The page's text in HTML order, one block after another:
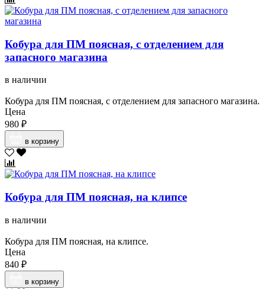
Кобура для ПМ поясная, с отделением для
запасного магазина
в наличии
Кобура для ПМ поясная, с отделением для запасного магазина.
Цена
980 ₽
в корзину
Кобура для ПМ поясная, на клипсе
в наличии
Кобура для ПМ поясная, на клипсе.
Цена
840 ₽
в корзину